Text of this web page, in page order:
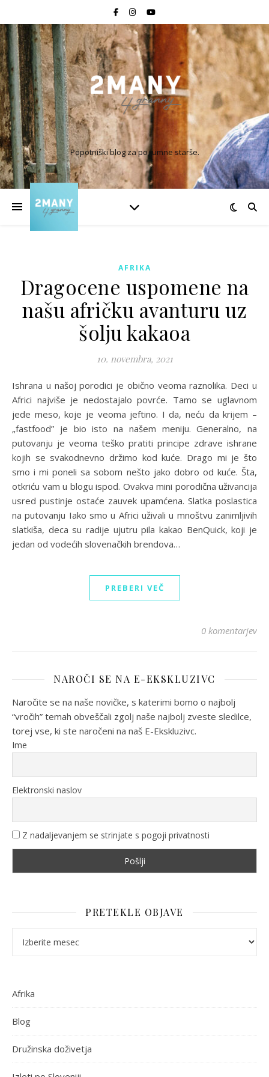
Popotniški blog za pogumne starše.
AFRIKA
Dragocene uspomene na
našu afričku avanturu uz
šolju kakaoa
10. novembra, 2021
Ishrana u našoj porodici je obično veoma raznolika. Deci u
Africi najviše je nedostajalo povrće. Tamo se uglavnom
jede meso, koje je veoma jeftino. I da, neću da krijem –
„fastfood” je bio isto na našem meniju. Generalno, na
putovanju je veoma teško pratiti principe zdrave ishrane
kojih se svakodnevno držimo kod kuće. Drago mi je što
smo i mi poneli sa sobom nešto jako dobro od kuće. Šta,
otkriću vam u blogu ispod. Ovakva mini porodična uživancija
usred pustinje ostaće zauvek upamćena. Slatka poslastica
na putovanju Iako smo u Africi uživali u mnoštvu zanimljivih
slatkiša, deca su radije ujutru pila kakao BenQuick, koji je
jedan od vodećih slovenačkih brendova…
PREBERI VEČ
0 komentarjev
NAROČI SE NA E-EKSKLUZIVC
Naročite se na naše novičke, s katerimi bomo o najbolj
“vročih” temah obveščali zgolj naše najbolj zveste sledilce,
torej vse, ki ste naročeni na naš E-Ekskluzivc.
Ime
Elektronski naslov
Z nadaljevanjem se strinjate s pogoji privatnosti
PRETEKLE OBJAVE
Afrika
Blog
Družinska doživetja